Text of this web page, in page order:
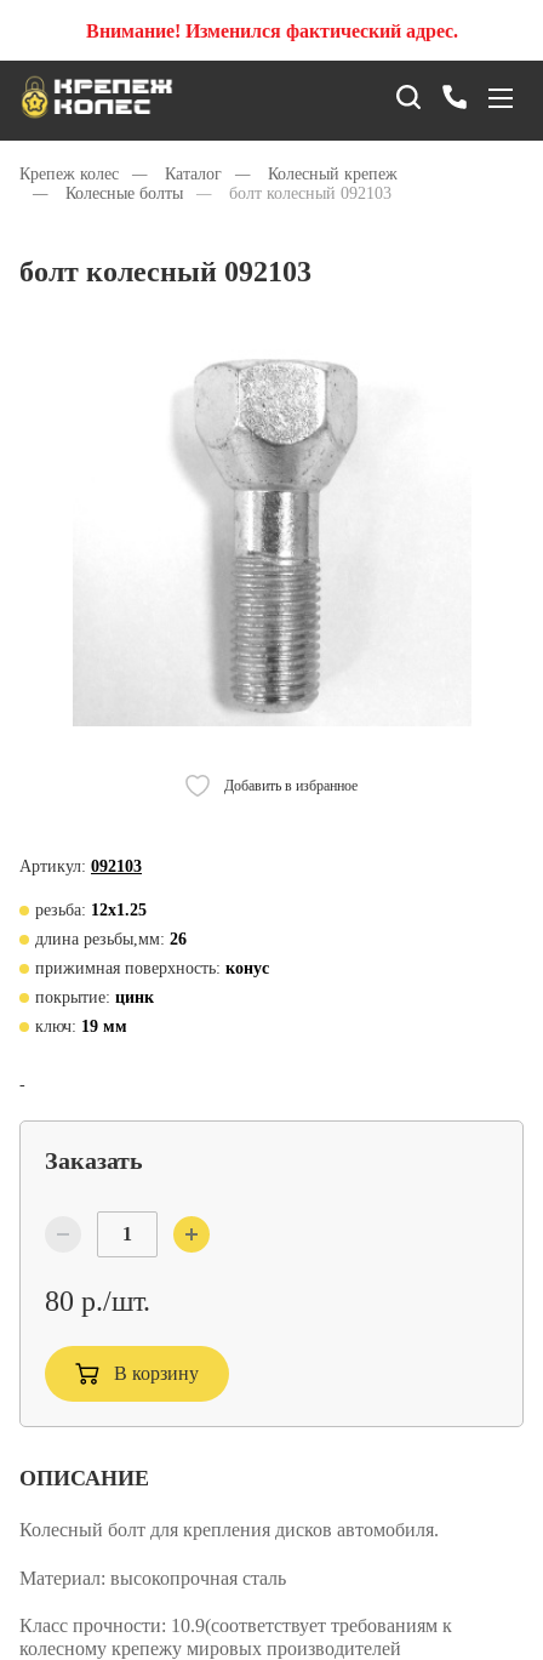
Внимание! Изменился фактический адрес.
Крепеж колес — Каталог —
Колесный крепеж
—
Колесные болты — болт колесный 092103
болт колесный 092103
Добавить в избранное
Артикул: 092103
резьба: 12х1.25
длина резьбы,мм: 26
прижимная поверхность: конус
покрытие: цинк
ключ: 19 мм
-
Заказать
80 р./шт.
В корзину
ОПИСАНИЕ
Колесный болт для крепления дисков автомобиля.
Материал: высокопрочная сталь
Класс прочности: 10.9(соответствует требованиям к
колесному крепежу мировых производителей